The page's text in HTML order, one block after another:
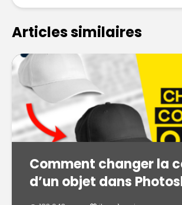
Articles similaires
Comment changer la
d’un objet dans